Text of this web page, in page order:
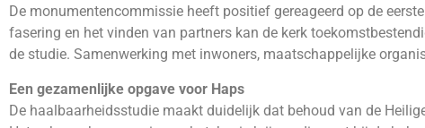
De monumentencommissie heeft positief gereageerd op de
fasering en het vinden van partners kan de kerk
de studie. Samenwerking met inwoners, maatschappelijke
Een gezamenlijke opgave voor Haps
De haalbaarheidsstudie maakt duidelijk dat behoud van de